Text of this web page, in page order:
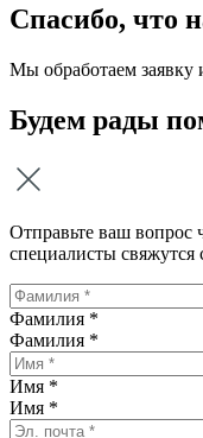
Спасибо, что
Мы обработаем заявку
Будем рады
Отправьте ваш
специалисты
Фамилия *
Фамилия *
Имя *
Имя *